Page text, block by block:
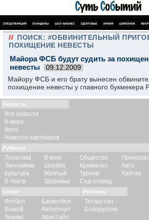
СПЕЦОПЕРАЦИЯ СКАНДАЛЫ ШОУ-БИЗНЕС ЗДОРОВЬЕ АРМИЯ ШПИОНАЖ
// ПОИСК: #ОБВИНИТЕЛЬНЫЙ
ПОХИЩЕНИЕ НЕВЕСТЫ
Майора ФСБ будут судить за
невесты
09.12.2009
Майору ФСБ и его брату вынесен
похищение невесты у главного букмекера
Новости
Все новости
В мире
Фото
Новости партнеров
Рубрики
Политика
Экономика
Культура
В театр
В кино
Шоубиз
Желтый
Здоровье
Общество
Криминал
Туризм
Сад-огород
Авто
Хайтек
Спорт
Футбол
Хоккей
Теннис
Баскетбол
Автоспорт
Фристайл
Регионы
Татарстан
Белоруссия